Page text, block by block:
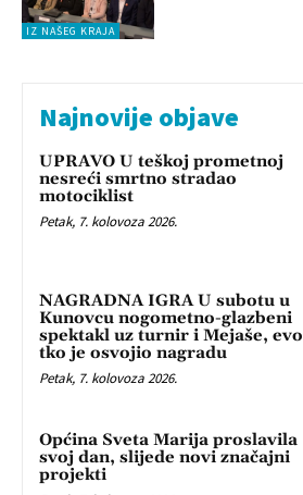
IZ NAŠEG KRAJA
Najnovije objave
UPRAVO U teškoj prometnoj
nesreći smrtno stradao
motociklist
Petak, 7. kolovoza 2026.
NAGRADNA IGRA U subotu u
Kunovcu nogometno-glazbeni
spektakl uz turnir i Mejaše, evo
tko je osvojio nagradu
Petak, 7. kolovoza 2026.
Općina Sveta Marija proslavila
svoj dan, slijede novi značajni
projekti